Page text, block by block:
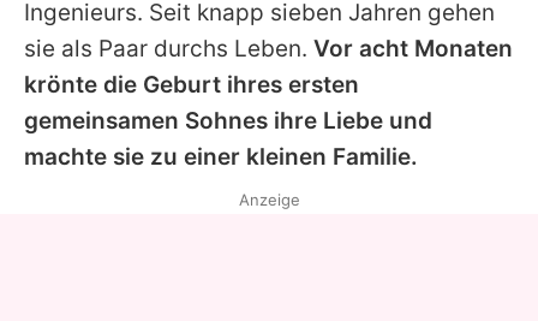
Ingenieurs. Seit knapp sieben Jahren gehen
sie als Paar durchs Leben. Vor acht Monaten
krönte die Geburt ihres ersten
gemeinsamen Sohnes ihre Liebe und
machte sie zu einer kleinen Familie.
Anzeige